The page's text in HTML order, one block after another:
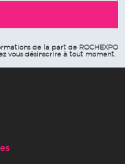
de la part de ROCHEXPO
vous désinscrire à tout moment.